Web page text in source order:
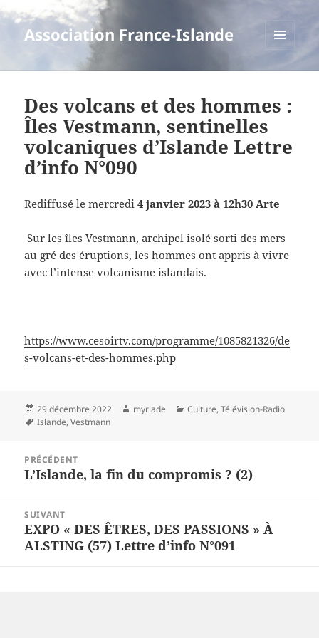
Association France-Islande
Des volcans et des hommes :
Îles Vestmann, sentinelles
volcaniques d’Islande Lettre
d’info N°090
Rediffusé le mercredi4 janvier 2023 à 12h30 Arte
Sur les îles Vestmann, archipel isolé sorti des mers
au gré des éruptions, les hommes ont appris à vivre
avec l’intense volcanisme islandais.
https://www.cesoirtv.com/programme/1085821326/de
s-volcans-et-des-hommes.php
Publié
le
29 décembre 2022 Auteur
myriade Catégories
Culture,Télévision-Radio
Mots-
Islande,Vestmann
l’article
PRÉCÉDENT
Article
L’Islande, la fin du compromis ? (2)
SUIVANT
Article
suivant :
EXPO « DES ÊTRES, DES PASSIONS » À
ALSTING (57) Lettre d’info N°091